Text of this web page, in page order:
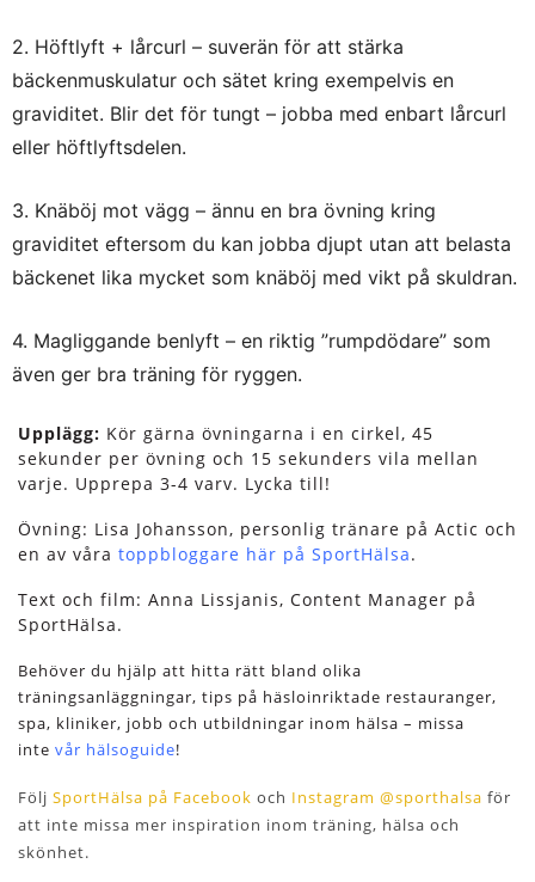
2. Höftlyft + lårcurl – suverän för att stärka
bäckenmuskulatur och sätet kring exempelvis en
graviditet. Blir det för tungt – jobba med enbart lårcurl
eller höftlyftsdelen.
3. Knäböj mot vägg – ännu en bra övning kring
graviditet eftersom du kan jobba djupt utan att belasta
bäckenet lika mycket som knäböj med vikt på skuldran.
4. Magliggande benlyft – en riktig ”rumpdödare” som
även ger bra träning för ryggen.
Upplägg: Kör gärna övningarna i en cirkel, 45
sekunder per övning och 15 sekunders vila mellan
varje. Upprepa 3-4 varv. Lycka till!
Övning: Lisa Johansson, personlig tränare på Actic och
en av våra toppbloggare här på SportHälsa.
Text och film: Anna Lissjanis, Content Manager på
SportHälsa.
Behöver du hjälp att hitta rätt bland olika
träningsanläggningar, tips på häsloinriktade restauranger,
spa, kliniker, jobb och utbildningar inom hälsa – missa
inte vår hälsoguide!
Följ SportHälsa på Facebook och Instagram @sporthalsa för
att inte missa mer inspiration inom träning, hälsa och
skönhet.